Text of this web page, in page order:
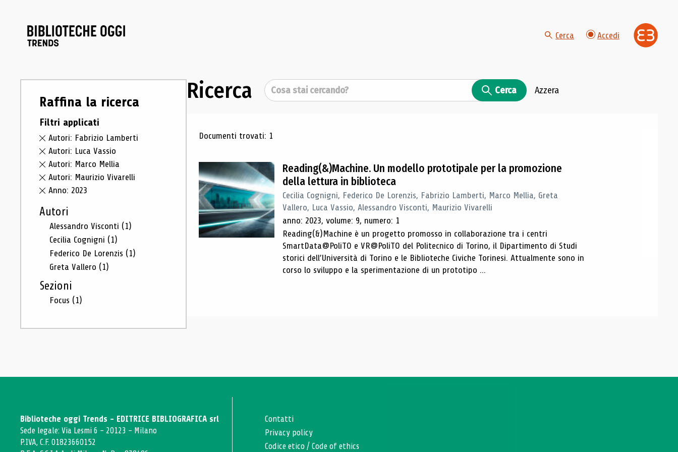
Cerca Accedi
Raffina la ricerca
Filtri applicati
Autori: Fabrizio Lamberti
Autori: Luca Vassio
Autori: Marco Mellia
Autori: Maurizio Vivarelli
Anno: 2023
Autori
Alessandro Visconti (1)
Cecilia Cognigni (1)
Federico De Lorenzis (1)
Greta Vallero (1)
Sezioni
Focus (1)
Ricerca Cerca Cerca Azzera
Risultati di ricerca
Documenti trovati: 1
Reading(&)Machine. Un modello prototipale per la promozione
della lettura in biblioteca
Cecilia Cognigni, Federico De Lorenzis, Fabrizio Lamberti, Marco Mellia, Greta
Vallero, Luca Vassio, Alessandro Visconti, Maurizio Vivarelli
anno: 2023, volume: 9, numero: 1
Reading(&)Machine è un progetto promosso in collaborazione tra i centri
SmartData@PoliTO e VR@PoliTO del Politecnico di Torino, il Dipartimento di Studi
storici dell’Università di Torino e le Biblioteche Civiche Torinesi. Attualmente sono in
corso lo sviluppo e la sperimentazione di un prototipo ...
Biblioteche oggi Trends - EDITRICE BIBLIOGRAFICA srl
Sede legale: Via Lesmi 6 - 20123 - Milano
P.IVA, C.F. 01823660152
Contatti
Privacy policy
Codice etico /Code of ethics